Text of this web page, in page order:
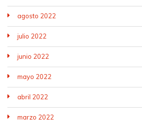
agosto 2022
julio 2022
junio 2022
mayo 2022
abril 2022
marzo 2022